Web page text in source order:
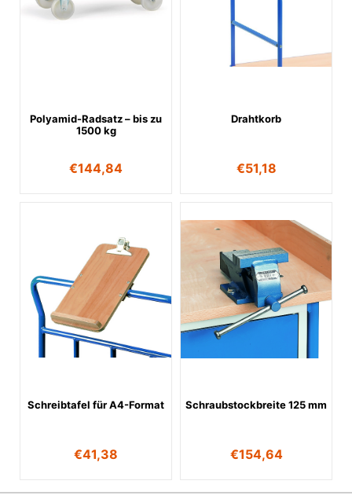
Polyamid-Radsatz – bis zu
1500 kg
€144,84
Drahtkorb
€51,18
Schreibtafel für A4-Format
€41,38
Schraubstockbreite 125 mm
€154,64